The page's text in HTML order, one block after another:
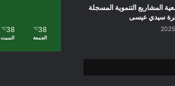
المشاريع التنموية المسجلة
سيدي عيسى
38
℃
الجمعة
38
℃
السبت